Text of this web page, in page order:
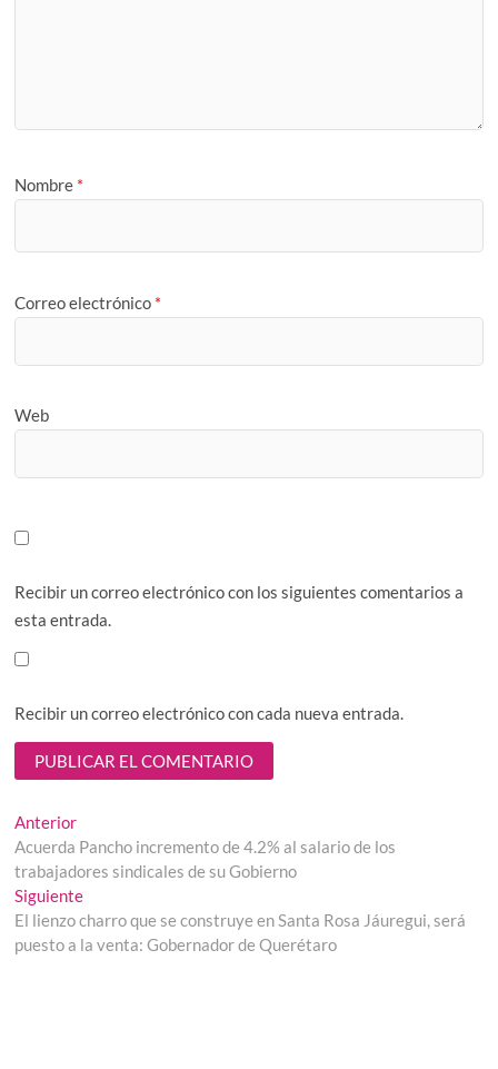
Nombre *
Correo electrónico *
Web
Recibir un correo electrónico con los siguientes comentarios a
esta entrada.
Recibir un correo electrónico con cada nueva entrada.
Navegación
de
entradas
AnteriorEntrada
anterior:
Acuerda Pancho incremento de 4.2% al salario de los
trabajadores sindicales de su Gobierno
SiguienteEntrada
siguiente:
El lienzo charro que se construye en Santa Rosa Jáuregui, será
puesto a la venta: Gobernador de Querétaro